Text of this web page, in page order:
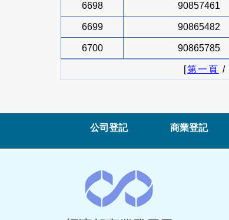
6698 90857461
6699 90865482
6700 90865785
[第一頁 /
公司登記 商業登記